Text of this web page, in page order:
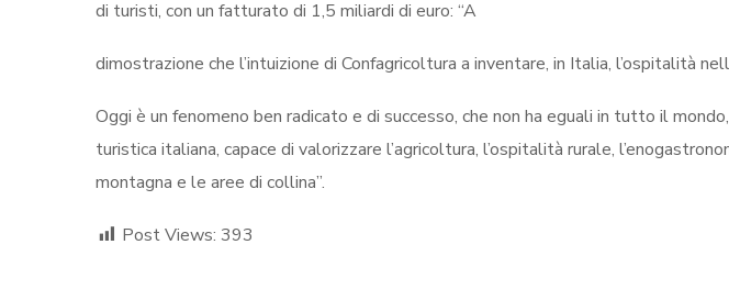
di turisti, con un fatturato di 1,5 miliardi di euro: “A
dimostrazione che l’intuizione di Confagricoltura a inventare, in Italia, l’ospitalità
Oggi è un fenomeno ben radicato e di successo, che non ha eguali in tutto il
turistica italiana, capace di valorizzare l’agricoltura, l’ospitalità rurale,
montagna e le aree di collina”.
Post Views: 393